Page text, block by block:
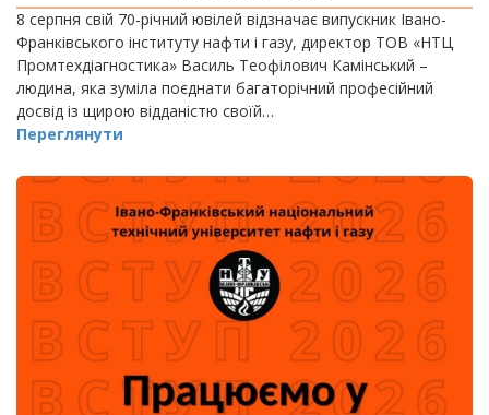
8 серпня свій 70-річний ювілей відзначає випускник Івано-
Франківського інституту нафти і газу, директор ТОВ «НТЦ
Промтехдіагностика» Василь Теофілович Камінський –
людина, яка зуміла поєднати багаторічний професійний
досвід із щирою відданістю своїй…
Переглянути